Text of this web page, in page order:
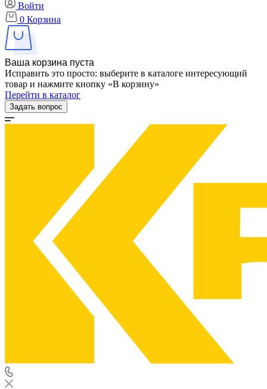
Войти
0 Корзина
Ваша корзина пуста
Исправить это просто: выберите в каталоге интересующий
товар и нажмите кнопку «В корзину»
Перейти в каталог
Задать вопрос